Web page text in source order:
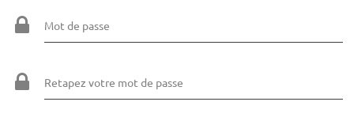
Mot de passe
Retapez votre mot de passe